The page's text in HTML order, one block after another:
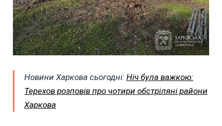
Новини Харкова сьогодні: Ніч була важкою:
Терехов розповів про чотири обстріляні райони
Харкова